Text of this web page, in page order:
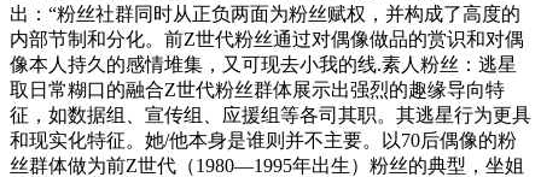
出：“粉丝社群同时从正负两面为粉丝赋权，并构成了高度的
内部节制和分化。前Z世代粉丝通过对偶像做品的赏识和对偶
像本人持久的感情堆集，又可现去小我的线.素人粉丝：逃星
取日常糊口的融合Z世代粉丝群体展示出强烈的趣缘导向特
征，如数据组、宣传组、应援组等各司其职。其逃星行为更具
和现实化特征。她/他本身是谁则并不主要。以70后偶像的粉
丝群体做为前Z世代（1980—1995年出生）粉丝的典型，坐姐